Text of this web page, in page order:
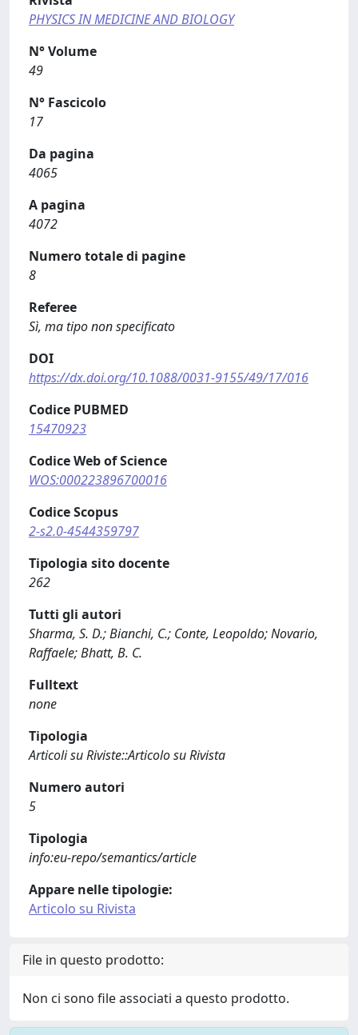
PHYSICS IN MEDICINE AND BIOLOGY
N° Volume
49
N° Fascicolo
17
Da pagina
4065
A pagina
4072
Numero totale di pagine
8
Referee
Sì, ma tipo non specificato
DOI
https://dx.doi.org/10.1088/0031-9155/49/17/016
Codice PUBMED
15470923
Codice Web of Science
WOS:000223896700016
Codice Scopus
2-s2.0-4544359797
Tipologia sito docente
262
Tutti gli autori
Sharma, S. D.; Bianchi, C.; Conte, Leopoldo; Novario,
Raffaele; Bhatt, B. C.
Fulltext
none
Tipologia
Articoli su Riviste::Articolo su Rivista
Numero autori
5
Tipologia
info:eu-repo/semantics/article
Appare nelle tipologie:
Articolo su Rivista
File in questo prodotto:
Non ci sono file associati a questo prodotto.